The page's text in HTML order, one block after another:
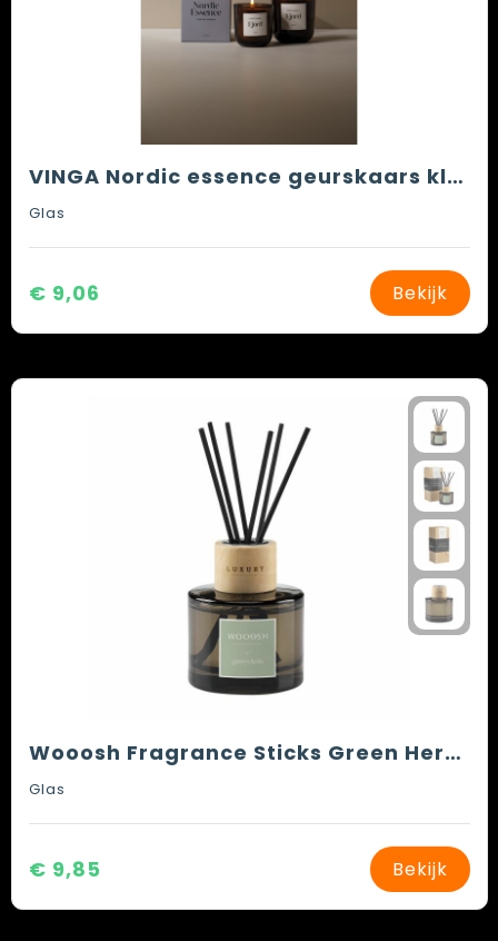
VINGA Nordic essence geurskaars klein
Glas
€ 9,06 Bekijk
Wooosh Fragrance Sticks Green Herbs
Glas
€ 9,85 Bekijk